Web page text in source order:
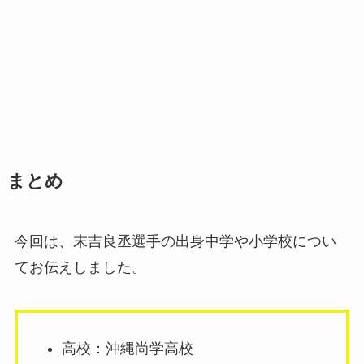
まとめ
今回は、末吉良丞選手の出身中学や小学校につい
てお伝えしました。
高校：沖縄尚学高校